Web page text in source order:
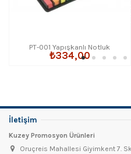
PT-001 Yapışkanlı Notluk
₺334,00
İletişim
Kuzey Promosyon Ürünleri
Oruçreis Mahallesi Giyimkent 7.